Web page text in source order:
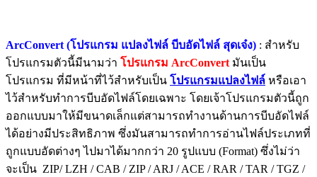
ArcConvert (โปรแกรม แปลงไฟล์ บีบอัดไฟล์ สุดเจ๋ง) : สำหรับ
โปรแกรมตัวนี้มีนามว่า โปรแกรม ArcConvert มันเป็น
โปรแกรม ที่มีหน้าที่ไว้สำหรับเป็น โปรแกรมแปลงไฟล์ หรือเอา
ไว้สำหรับทำการบีบอัดไฟล์โดยเฉพาะ โดยเจ้าโปรแกรมตัวนี้ถูก
ออกแบบมาให้มีขนาดเล็กแต่สามารถทำงานด้านการบีบอัดไฟล์
ได้อย่างมีประสิทธิภาพ ซึ่งมันสามารถทำการอ่านไฟล์ประเภทที่
ถูกแบบอัดต่างๆ ไปมาได้มากกว่า 20 รูปแบบ (Format) ซึ่งไม่ว่า
จะเป็น ZIP/ LZH / CAB / ZIP / ARJ / ACE / RAR / TAR / TGZ /